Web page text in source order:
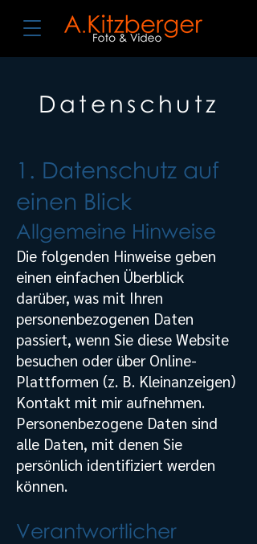
Datenschutz
1. Datenschutz auf
einen Blick
Allgemeine Hinweise
Die folgenden Hinweise geben
einen einfachen Überblick
darüber, was mit Ihren
personenbezogenen Daten
passiert, wenn Sie diese Website
besuchen oder über Online-
Plattformen (z. B. Kleinanzeigen)
Kontakt mit mir aufnehmen.
Personenbezogene Daten sind
alle Daten, mit denen Sie
persönlich identifiziert werden
können.
Verantwortlicher